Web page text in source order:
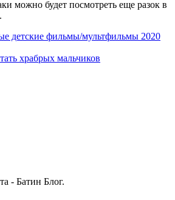
можно будет посмотреть еще разок в
детские фильмы/мультфильмы 2020
храбрых мальчиков
- Батин Блог.